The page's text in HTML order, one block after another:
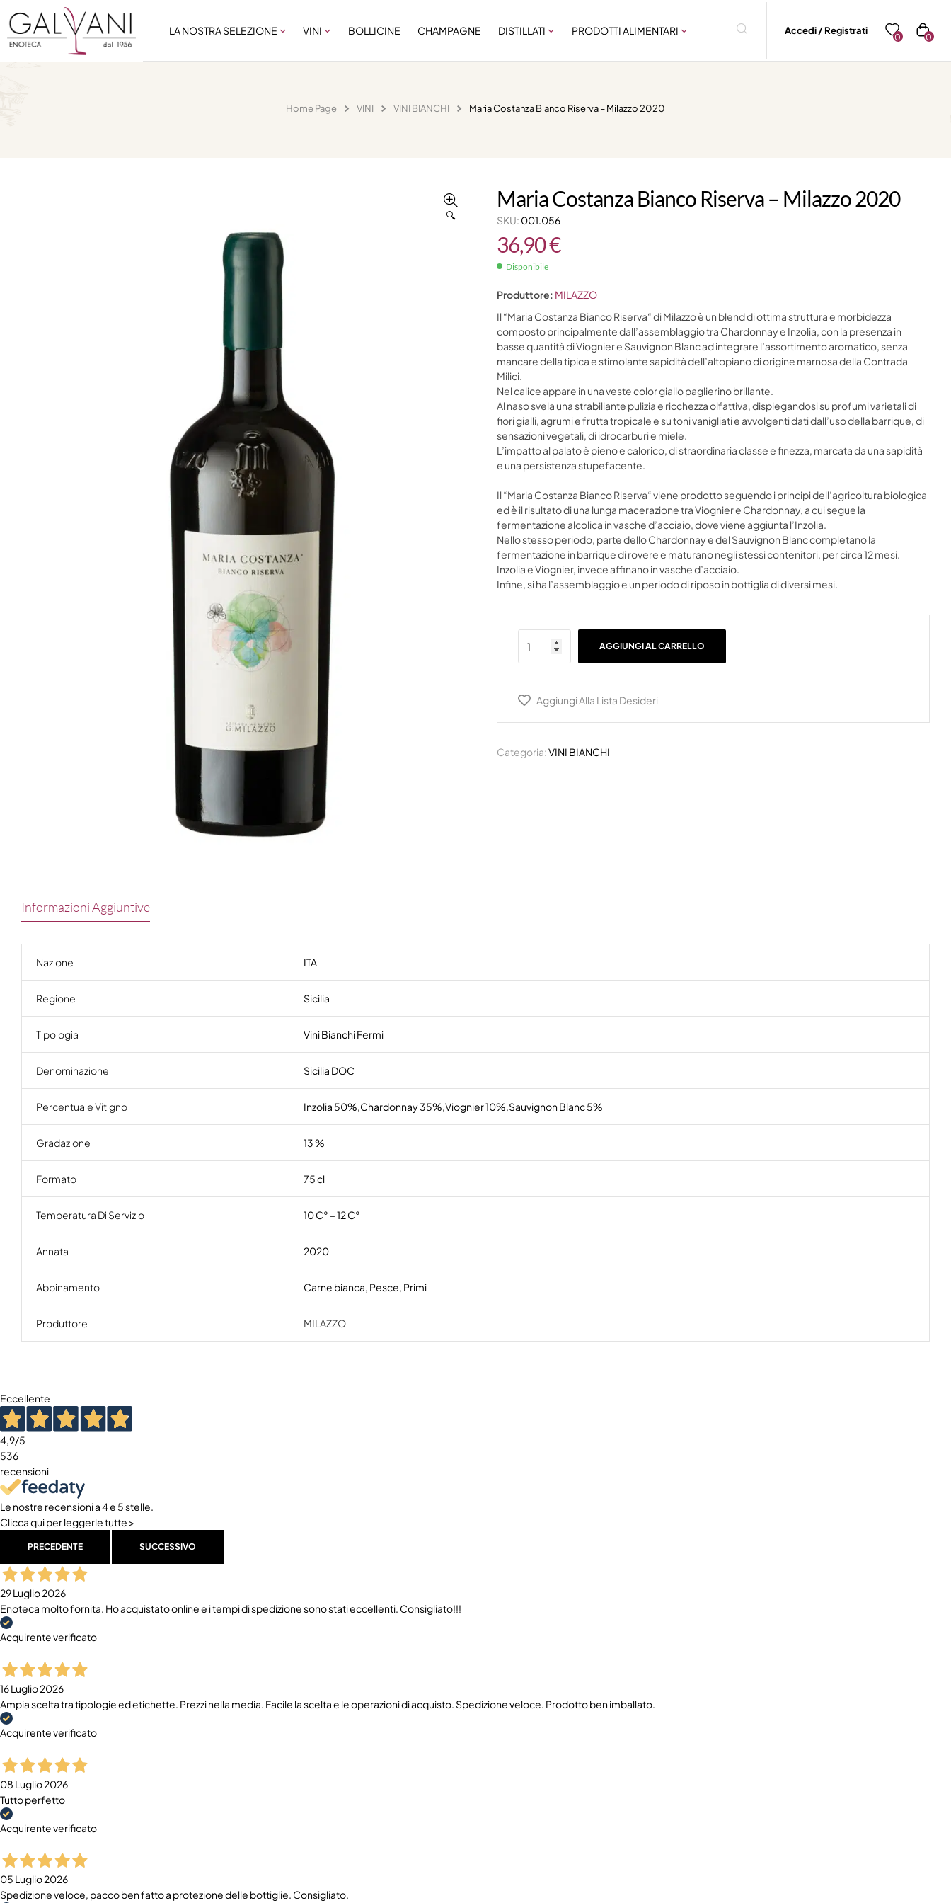
LA NOSTRA SELEZIONE VINI BOLLICINE CHAMPAGNE DISTILLATI PRODOTTI ALIMENTARI Accedi / Registrati
0 0
Home Page VINI VINI BIANCHI Maria Costanza Bianco Riserva – Milazzo 2020
🔍
Maria Costanza Bianco Riserva – Milazzo 2020
SKU: 001.056
36,90€
Disponibile
Produttore: MILAZZO
Il “Maria Costanza Bianco Riserva“ di Milazzo è un blend di ottima struttura e morbidezza
composto principalmente dall’assemblaggio tra Chardonnay e Inzolia, con la presenza in
basse quantità di Viognier e Sauvignon Blanc ad integrare l’assortimento aromatico, senza
mancare della tipica e stimolante sapidità dell’altopiano di origine marnosa della Contrada
Milici.
Nel calice appare in una veste color giallo paglierino brillante.
Al naso svela una strabiliante pulizia e ricchezza olfattiva, dispiegandosi su profumi varietali di
fiori gialli, agrumi e frutta tropicale e su toni vanigliati e avvolgenti dati dall’uso della barrique, di
sensazioni vegetali, di idrocarburi e miele.
L’impatto al palato è pieno e calorico, di straordinaria classe e finezza, marcata da una sapidità
e una persistenza stupefacente.
Il “Maria Costanza Bianco Riserva“ viene prodotto seguendo i principi dell’agricoltura biologica
ed è il risultato di una lunga macerazione tra Viognier e Chardonnay, a cui segue la
fermentazione alcolica in vasche d’acciaio, dove viene aggiunta l’Inzolia.
Nello stesso periodo, parte dello Chardonnay e del Sauvignon Blanc completano la
fermentazione in barrique di rovere e maturano negli stessi contenitori, per circa 12 mesi.
Inzolia e Viognier, invece affinano in vasche d’acciaio.
Infine, si ha l’assemblaggio e un periodo di riposo in bottiglia di diversi mesi.
AGGIUNGI AL CARRELLO
Aggiungi Alla Lista Desideri
Categoria:VINI BIANCHI
Informazioni Aggiuntive
Nazione ITA
Regione Sicilia
Tipologia Vini Bianchi Fermi
Denominazione Sicilia DOC
Percentuale Vitigno Inzolia 50%,Chardonnay 35%,Viognier 10%,Sauvignon Blanc 5%
Gradazione 13 %
Formato 75 cl
Temperatura Di Servizio 10 C° – 12 C°
Annata 2020
Abbinamento Carne bianca, Pesce, Primi
Produttore MILAZZO
Eccellente
4,9/5
536
recensioni
Le nostre recensioni a 4 e 5 stelle.
Clicca qui per leggerle tutte >
PRECEDENTE SUCCESSIVO
29 Luglio 2026
Enoteca molto fornita. Ho acquistato online e i tempi di spedizione sono stati eccellenti. Consigliato!!!
Acquirente verificato
16 Luglio 2026
Ampia scelta tra tipologie ed etichette. Prezzi nella media. Facile la scelta e le operazioni di acquisto. Spedizione veloce. Prodotto ben imballato.
Acquirente verificato
08 Luglio 2026
Tutto perfetto
Acquirente verificato
05 Luglio 2026
Spedizione veloce, pacco ben fatto a protezione delle bottiglie. Consigliato.